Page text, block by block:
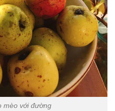
mèo với đường